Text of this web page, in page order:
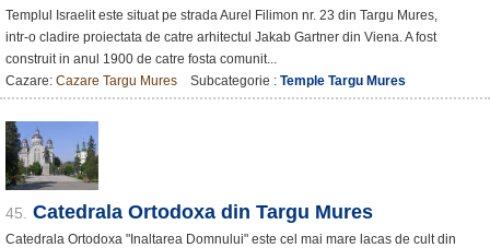
Templul Israelit este situat pe strada Aurel Filimon nr. 23 din Targu Mures,
intr-o cladire proiectata de catre arhitectul Jakab Gartner din Viena. A fost
construit in anul 1900 de catre fosta comunit...
Cazare: Cazare Targu Mures Subcategorie : Temple Targu Mures
45. Catedrala Ortodoxa din Targu Mures
Catedrala Ortodoxa "Inaltarea Domnului" este cel mai mare lacas de cult din